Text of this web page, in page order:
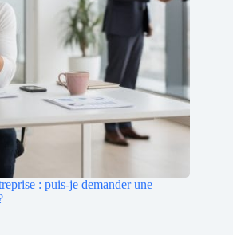
: puis-je demander une